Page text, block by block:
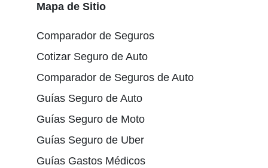
Mapa de Sitio
Comparador de Seguros
Cotizar Seguro de Auto
Comparador de Seguros de Auto
Guías Seguro de Auto
Guías Seguro de Moto
Guías Seguro de Uber
Guías Gastos Médicos